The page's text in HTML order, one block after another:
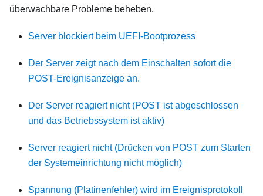
überwachbare Probleme beheben.
Server blockiert beim UEFI-Bootprozess
Der Server zeigt nach dem Einschalten sofort die
POST-Ereignisanzeige an.
Der Server reagiert nicht (POST ist abgeschlossen
und das Betriebssystem ist aktiv)
Server reagiert nicht (Drücken von POST zum Starten
der Systemeinrichtung nicht möglich)
Spannung (Platinenfehler) wird im Ereignisprotokoll